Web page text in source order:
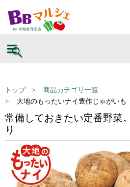
トップ
商品カテゴリ一覧
大地のもったいナイ豊作じゃがい
常備しておきたい定番野菜
り